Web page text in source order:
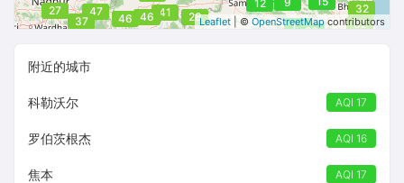
41
14
47
32
28
46
32
46
37
27
20
12
Leaflet | © OpenStreetMapcontributors
附近的城市
科勒沃尔 AQI 17
罗伯茨根杰 AQI 16
焦本 AQI 17